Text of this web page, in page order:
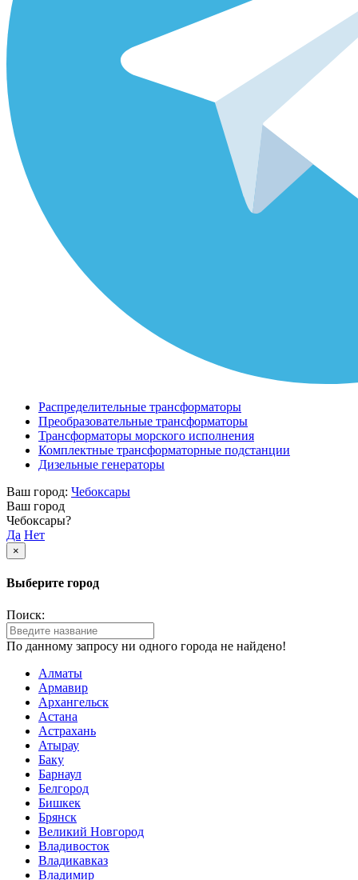
Распределительные трансформаторы
Преобразовательные трансформаторы
Трансформаторы морского исполнения
Комплектные трансформаторные подстанции
Дизельные генераторы
Ваш город: Чебоксары
Ваш город
Чебоксары?
Да Нет
×
Выберите город
Поиск:
По данному запросу ни одного города не найдено!
Алматы
Армавир
Архангельск
Астана
Астрахань
Атырау
Баку
Барнаул
Белгород
Бишкек
Брянск
Великий Новгород
Владивосток
Владикавказ
Владимир